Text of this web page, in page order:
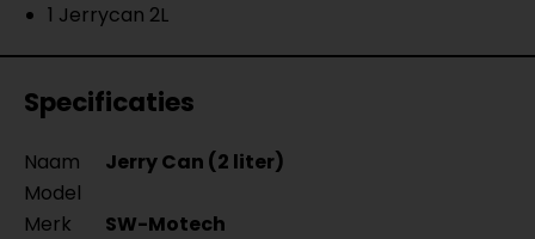
1 Jerrycan 2L
Specificaties
Naam
Jerry Can (2 liter)
Model
Merk
SW-Motech